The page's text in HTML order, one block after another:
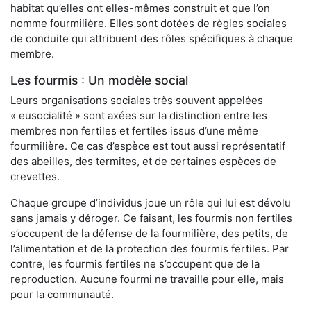
habitat qu’elles ont elles-mêmes construit et que l’on
nomme fourmilière. Elles sont dotées de règles sociales
de conduite qui attribuent des rôles spécifiques à chaque
membre.
Les fourmis : Un modèle social
Leurs organisations sociales très souvent appelées
« eusocialité » sont axées sur la distinction entre les
membres non fertiles et fertiles issus d’une même
fourmilière. Ce cas d’espèce est tout aussi représentatif
des abeilles, des termites, et de certaines espèces de
crevettes.
Chaque groupe d’individus joue un rôle qui lui est dévolu
sans jamais y déroger. Ce faisant, les fourmis non fertiles
s’occupent de la défense de la fourmilière, des petits, de
l’alimentation et de la protection des fourmis fertiles. Par
contre, les fourmis fertiles ne s’occupent que de la
reproduction. Aucune fourmi ne travaille pour elle, mais
pour la communauté.